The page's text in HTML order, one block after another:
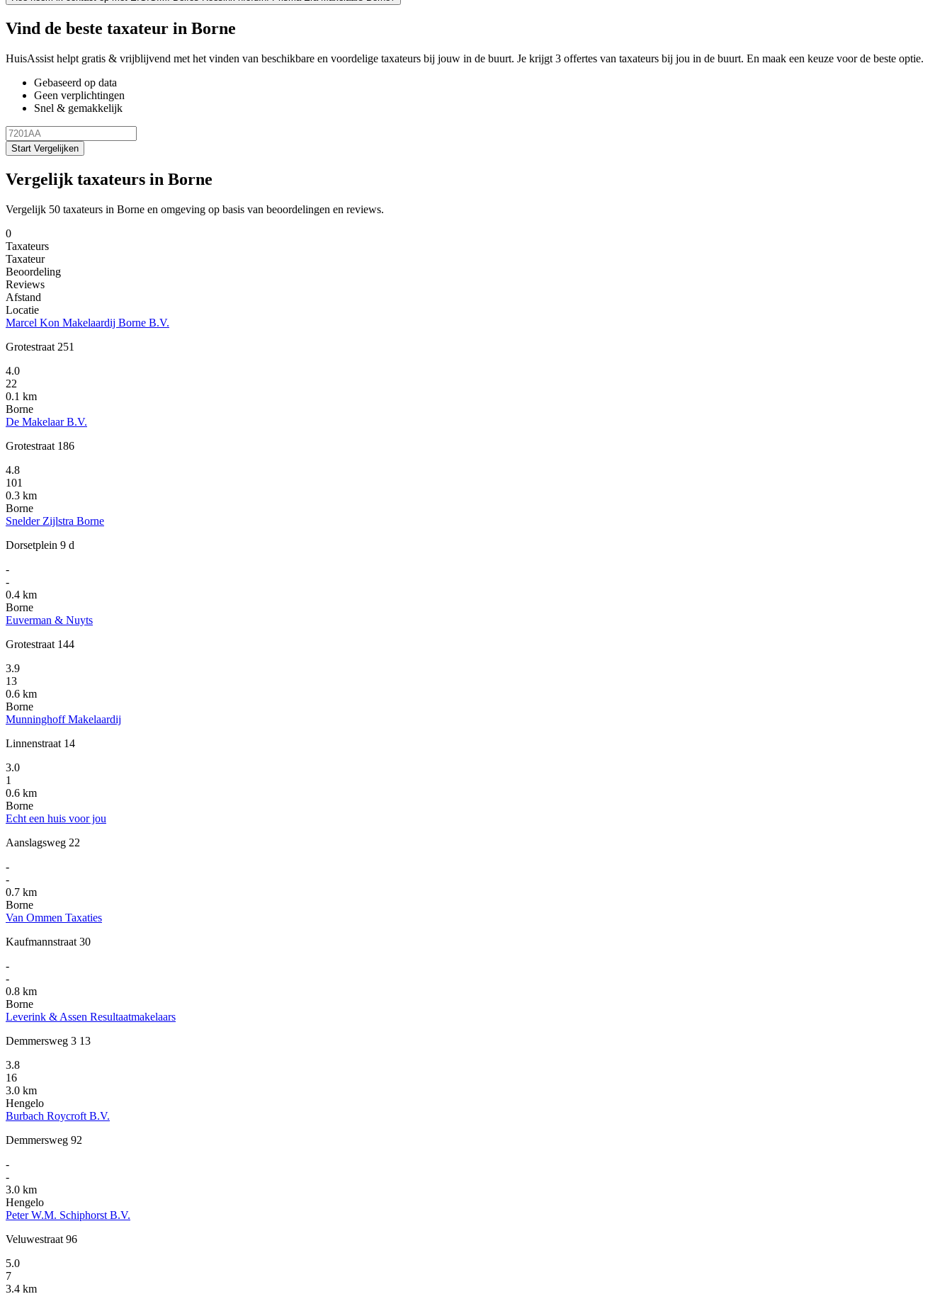
Vind de beste taxateur in Borne
HuisAssist helpt gratis & vrijblijvend met het vinden van beschikbare en voordelige taxateurs bij jouw in de buurt. Je krijgt 3 offertes van taxateurs bij jou in de buurt. En maak een keuze voor de beste optie.
Gebaseerd op data
Geen verplichtingen
Snel & gemakkelijk
Start Vergelijken
Vergelijk taxateurs in Borne
Vergelijk 50 taxateurs in Borne en omgeving op basis van beoordelingen en reviews.
0
Taxateurs
Taxateur
Beoordeling
Reviews
Afstand
Locatie
Marcel Kon Makelaardij Borne B.V.
Grotestraat 251
4.0
22
0.1 km
Borne
De Makelaar B.V.
Grotestraat 186
4.8
101
0.3 km
Borne
Snelder Zijlstra Borne
Dorsetplein 9 d
-
-
0.4 km
Borne
Euverman & Nuyts
Grotestraat 144
3.9
13
0.6 km
Borne
Munninghoff Makelaardij
Linnenstraat 14
3.0
1
0.6 km
Borne
Echt een huis voor jou
Aanslagsweg 22
-
-
0.7 km
Borne
Van Ommen Taxaties
Kaufmannstraat 30
-
-
0.8 km
Borne
Leverink & Assen Resultaatmakelaars
Demmersweg 3 13
3.8
16
3.0 km
Hengelo
Burbach Roycroft B.V.
Demmersweg 92
-
-
3.0 km
Hengelo
Peter W.M. Schiphorst B.V.
Veluwestraat 96
5.0
7
3.4 km